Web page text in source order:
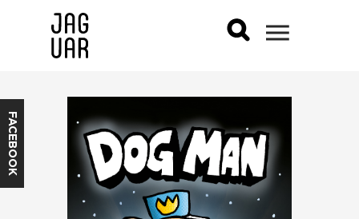
FACEBOOK